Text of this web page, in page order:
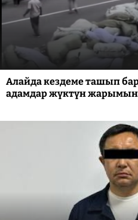
Алайда кездеме ташып
адамдар жүктүн